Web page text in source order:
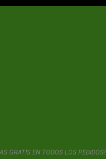
GRATIS EN TODOS LOS PEDIDOS!